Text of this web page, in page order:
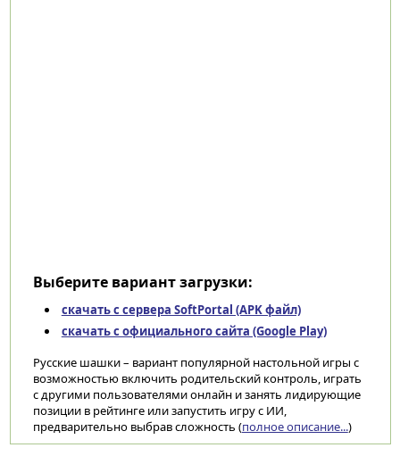
Выберите вариант загрузки:
скачать с сервера SoftPortal (APK файл)
скачать с официального сайта (Google Play)
Русские шашки – вариант популярной настольной игры с
возможностью включить родительский контроль, играть
с другими пользователями онлайн и занять лидирующие
позиции в рейтинге или запустить игру с ИИ,
предварительно выбрав сложность (полное описание...)